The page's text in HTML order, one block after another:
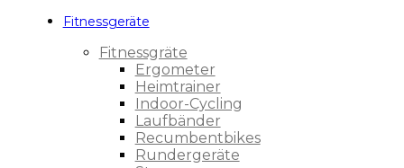
Fitnessgeräte
Fitnessgräte
Ergometer
Heimtrainer
Indoor-Cycling
Laufbänder
Recumbentbikes
Rundergeräte